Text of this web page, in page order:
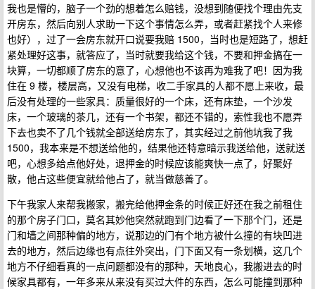
我也是懵的，脑子一个劲的想着怎么赔钱，没想到随便找个理由先支
开房东，然后向别人求助一下这个事情怎么弄，或者赶紧找个人来修
也好），过了一会房东就开口说要我赔 1500，当时也是短路了，想赶
紧处理好这事，就答应了，当时就要我给这个钱，不要和押金搞在一
块算，一切都顺了房东的意了，心想他也不该再为难我了吧！因为我
住在 9 楼，楼层高，又没有电梯，收二手家具的人都不愿上来收，最
后没有处理的一些家具：质量很好的一个床，还有床垫，一个沙发
床，一个玻璃的茶几，还有一个书架，都还不错的，索性我也不愿弄
下去也卖不了几个钱就全部送给房东了，其实经过之前他坑我了我
1500，我本来是不想送给他的，结果他还特意暗示我送给他，送就送
吧，心想多给点他好处，退押金的时候应该能爽快一点了，好聚好
散，他占这些便宜就给他占了，就当做慈善了。
下午我家人来帮我搬家，搬完给他押金条的时候正好还在我之前租住
的那个房子门口，莫名其妙他突然就跑到门边看了一下那个门，还是
门和墙之间那种偏的地方，说那边的门有个地方被什么撞的有块凹进
去的地方，然后边缘也有点往外突出，门下面又有一条划横，这几个
地方不仔细看真的一点问题都没有的那种，天地良心，我搬进去的时
候家具都有，一年多来从来没有买过大件的东西，怎么可能撞到那种